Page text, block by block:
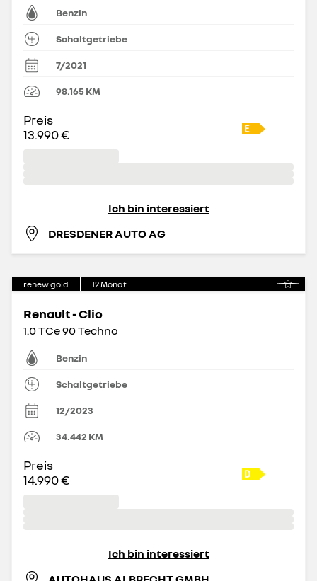
Benzin
Schaltgetriebe
7/2021
98.165 KM
Preis
13.990 €
Ich bin interessiert
DRESDENER AUTO AG
renew gold 12Monat
Renault - Clio
1.0 TCe 90 Techno
Benzin
Schaltgetriebe
12/2023
34.442 KM
Preis
14.990 €
Ich bin interessiert